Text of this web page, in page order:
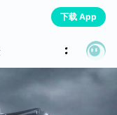
下载 App